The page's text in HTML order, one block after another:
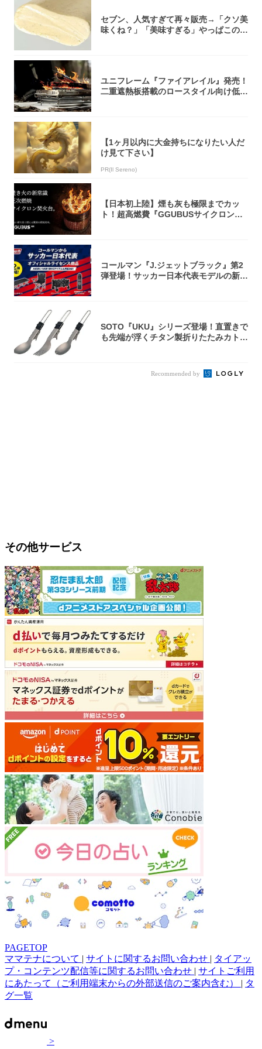
セブン、人気すぎて再々販売→「クソ美
味くね？」「美味すぎる」やっぱこのク
ユニフレーム『ファイアレイル』発売！
二重遮熱板搭載のロースタイル向け低型
【1ヶ月以内に大金持ちになりたい人だ
け見て下さい】
PR(Il Sereno)
【日本初上陸】煙も灰も極限までカッ
ト！超高燃費『GGUBUSサイクロン焚
コールマン『J.ジェットブラック』第2
弾登場！サッカー日本代表モデルの新作
SOTO『UKU』シリーズ登場！直置きで
も先端が浮くチタン製折りたたみカトラ
Recommended by
その他サービス
PAGETOP
ママテナについて | サイトに関するお問い合わせ | タイアッ
プ・コンテンツ配信等に関するお問い合わせ | サイトご利用
にあたって（ご利用端末からの外部送信のご案内含む） | タ
グ一覧
>